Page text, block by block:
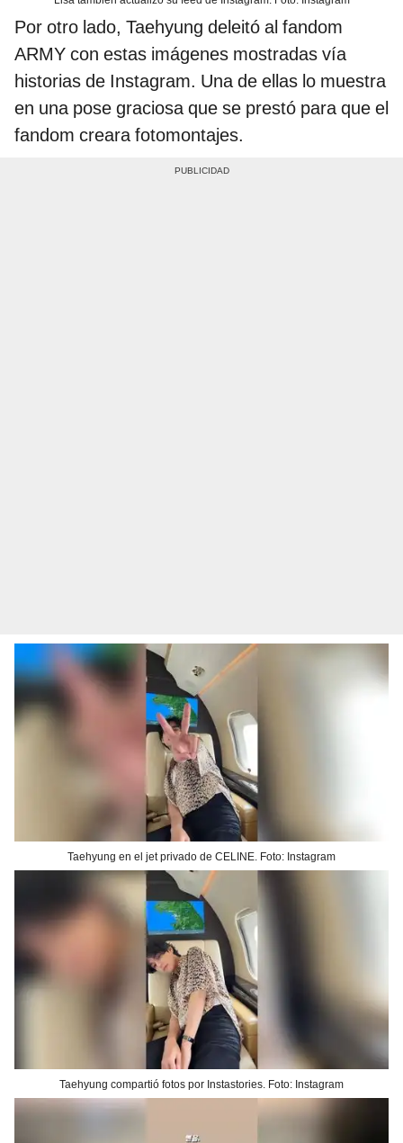
Por otro lado, Taehyung deleitó al fandom
ARMY con estas imágenes mostradas vía
historias de Instagram. Una de ellas lo muestra
en una pose graciosa que se prestó para que el
fandom creara fotomontajes.
Taehyung en el jet privado de CELINE. Foto: Instagram
Taehyung compartió fotos por Instastories. Foto: Instagram